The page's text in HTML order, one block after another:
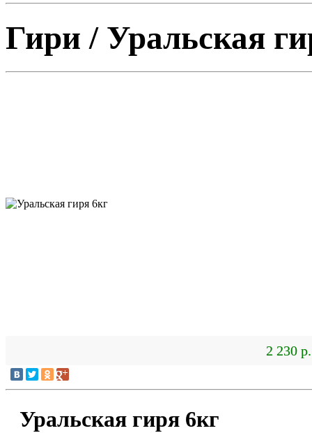
Гири / Уральская
2 230 р.
Уральская гиря 6кг